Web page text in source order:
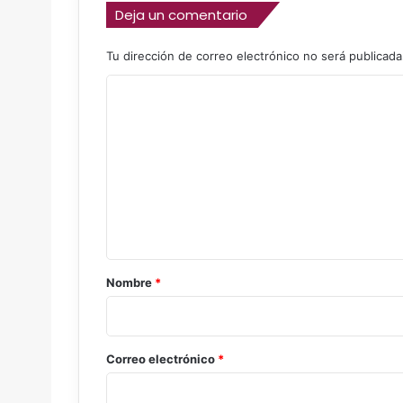
a
r
Deja un comentario
Tu dirección de correo electrónico no será
r
o
*
Nombre *
Correo electrónico *